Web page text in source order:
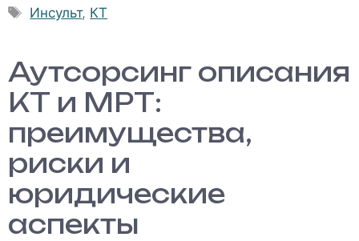
Метки
Инсульт, КТ
Аутсорсинг описания
КТ и МРТ:
преимущества,
риски и
юридические
аспекты